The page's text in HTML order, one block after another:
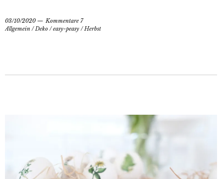
03/10/2020
Kommentare 7
Allgemein /Deko /easy-peasy /Herbst